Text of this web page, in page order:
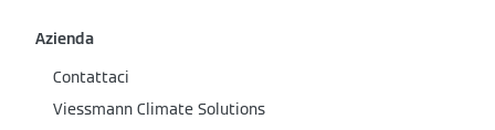
Azienda
Contattaci
Viessmann Climate Solutions